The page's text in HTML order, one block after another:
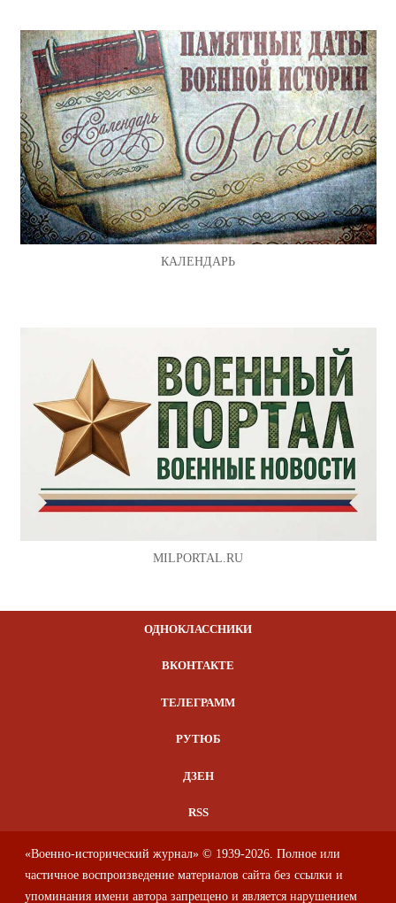
КАЛЕНДАРЬ
MILPORTAL.RU
ОДНОКЛАССНИКИ
ВКОНТАКТЕ
ТЕЛЕГРАММ
РУТЮБ
ДЗЕН
RSS
«Военно-исторический журнал» © 1939-2026. Полное или
частичное воспроизведение материалов сайта без ссылки и
упоминания имени автора запрещено и является нарушением